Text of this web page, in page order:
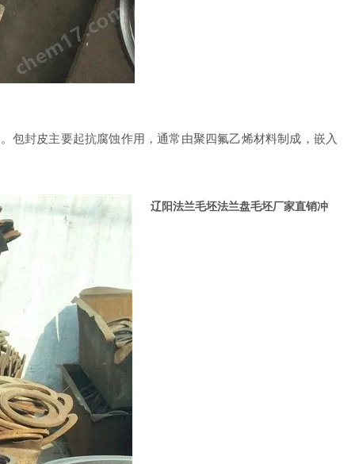
包封皮主要起抗腐蚀作用，通常由聚四氟乙烯材料制成，嵌入
辽阳法兰毛坯法兰盘毛坯厂家直销冲